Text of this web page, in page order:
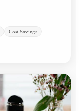
Cost Savings